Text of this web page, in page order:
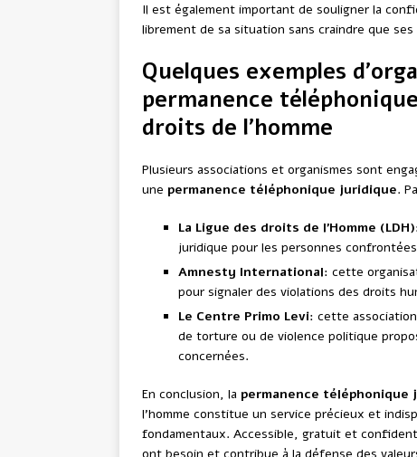
Il est également important de souligner la
librement de sa situation sans craindre que
Quelques exemples
permanence
droits de l’homme
Plusieurs associations et organismes sont
une permanence téléphonique juridique.
La Ligue des droits de l’Homme (LDH)
juridique pour les personnes
Amnesty International: cette
pour signaler des violations des droits
Le Centre Primo Levi: cette
de torture ou de violence politique
concernées.
En conclusion, la permanence téléphonique
l’homme constitue un service précieux et
fondamentaux. Accessible, gratuit et